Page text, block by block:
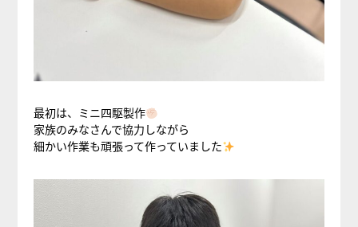
最初は、ミニ四駆製作
家族のみなさんで協力しながら
細かい作業も頑張って作っていました